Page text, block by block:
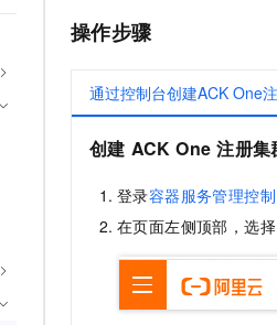
操作步骤
通过控制台创建ACK One
创建 ACK One 注册集
登录容器服务管理控
在页面左侧顶部，选
Qwen3-VL-Plus
大模型服务
千问AI平台-Token Plan NEW
千问AI平台-模型体验
在线体验全尺寸、多种模态的模型效果
面向分析的企业级SaaS模式云数据仓库
最高领取价值200元试用点，立即开启
1亿+ 大模型 tokens 和 30+ 款产品免
产品新客免费试用，最长12个月
大模型ACA认证体验
助力企业全员 AI 认知与能力提升
畅捷通
AI空中课堂在线直播课堂（旗舰版）
行业生态解决方案
开发者生态解决方案
AI 开发和 AI 应用解决方案
AI 算法大赛
入门学习赛